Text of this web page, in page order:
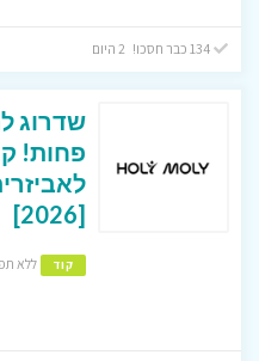
134 כבר חסכו! 2 היום
פחות!
[2026]
קוד ללא